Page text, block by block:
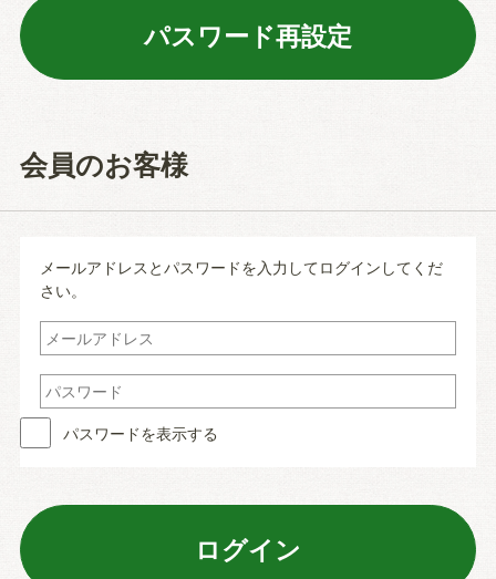
会員のお客様
メールアドレスとパスワードを入力してログインしてくだ
さい。
パスワードを表示する